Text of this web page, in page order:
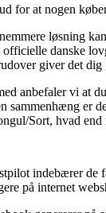
for at nogen
løsning
officielle danske
giver det
anbefaler vi at
sammenhæng er
Sort, hvad
indebærer de
på internet